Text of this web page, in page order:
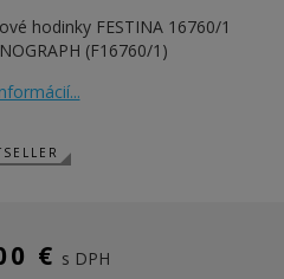
hodinky FESTINA 16760/1
(F16760/1)
€ s DPH